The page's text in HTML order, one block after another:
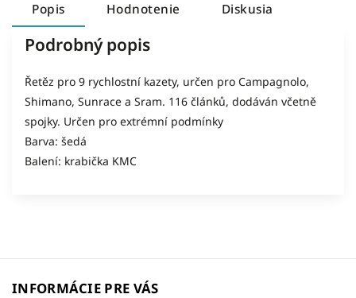
Popis Hodnotenie Diskusia
Podrobný popis
Řetěz pro 9 rychlostní kazety, určen pro Campagnolo,
Shimano, Sunrace a Sram. 116 článků, dodáván včetně
spojky. Určen pro extrémní podmínky
Barva: šedá
Balení: krabička KMC
INFORMÁCIE PRE VÁS